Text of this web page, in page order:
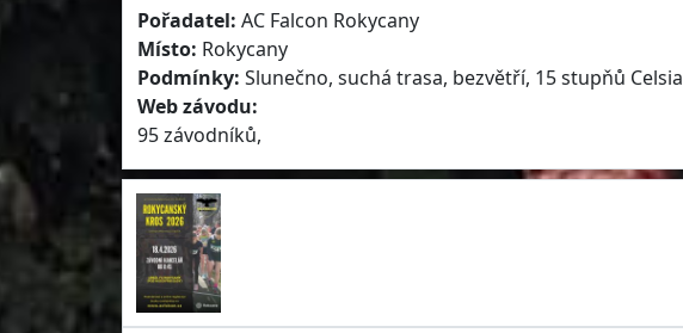
Pořadatel: AC Falcon Rokycany
Místo: Rokycany
Podmínky: Slunečno, suchá trasa, bezvětří, 15 stupňů Celsia
Web závodu:
95 závodníků,